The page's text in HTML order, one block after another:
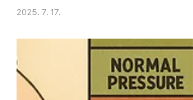
은 베인 상처, 화상, 긁힌 자국이 생기면 습관적으로
두 제품을 아무 구분 없이 사용하는 경우가 많습니
각의 상처 상태에 따라 적절한 용도가 있다는 걸 아
진물 나고 피가 나는 초기 상처, 즉 감염 위험이 있는
제 성분이 포함되어 있어 상처 부위에 세균 감염을
2025. 7. 17.